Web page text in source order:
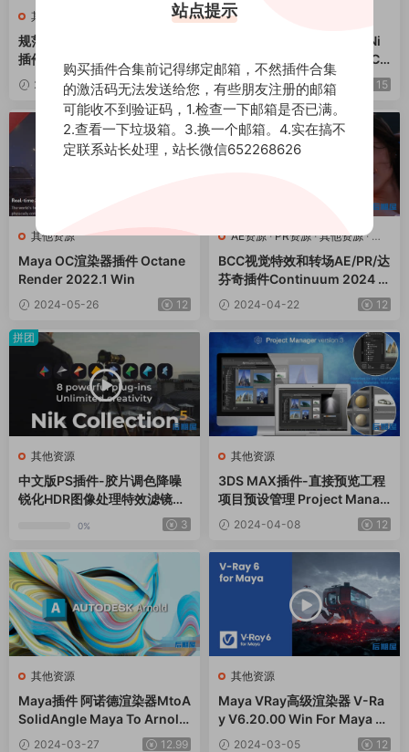
其他资源
规范物体贴图密度3DS MAX
插件 Advanced UV Normaliz
er v2.5.0
2024-05-29 15
其他资源
3DS MAX插件合集套装 SiNi
Plugins V2.0.0 (IgNite/SiCl
one/ProxSi/Disperse/Foren
SicScatter)
2024-05-28 15
其他资源
Maya OC渲染器插件 Octane
Render 2022.1 Win
2024-05-26 12
AE资源·PR资源·其他资源·达
芬奇资源
BCC视觉特效和转场AE/PR/达
芬奇插件Continuum 2024 v
17.0.5 CE Win一键安装版
2024-04-22 12
其他资源
中文版PS插件-胶片调色降噪
锐化HDR图像处理特效滤镜Ni
k Collection 6.10.0 Win/Mac
0% 3
拼团
其他资源
3DS MAX插件-直接预览工程
项目预设管理 Project Manag
er v3.35.23
2024-04-08 12
其他资源
Maya插件 阿诺德渲染器MtoA
SolidAngle Maya To Arnold
v5.3.5.3 Win
2024-03-27 12.99
其他资源
Maya VRay高级渲染器 V-Ra
y V6.20.00 Win For Maya 2
020/2022/2023/2024
2024-03-05 12
站点提示
购买插件合集前记得绑定邮箱，不然插件合集
的激活码无法发送给您，有些朋友注册的邮箱
可能收不到验证码，1.检查一下邮箱是否已满。
2.查看一下垃圾箱。3.换一个邮箱。4.实在搞不
定联系站长处理，站长微信652268626